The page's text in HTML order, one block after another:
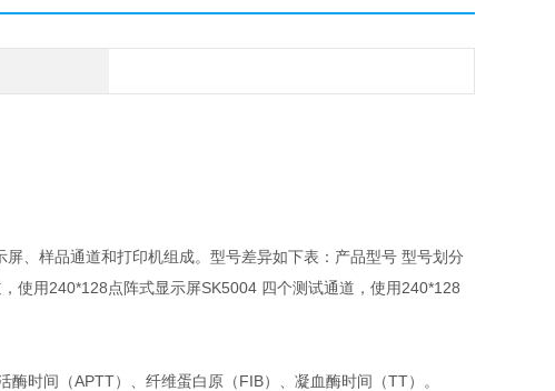
、样品通道和打印机组成。型号差异如下表：产品型号 型号划分
使用240*128点阵式显示屏SK5004 四个测试通道，使用240*128
时间（APTT）、纤维蛋白原（FIB）、凝血酶时间（TT）。